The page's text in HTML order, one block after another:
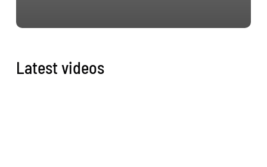
Latest videos